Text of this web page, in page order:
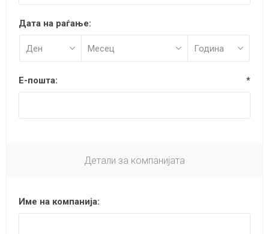
Дата на раѓање:
Е-пошта: *
Детали за компанијата
Име на компанија: